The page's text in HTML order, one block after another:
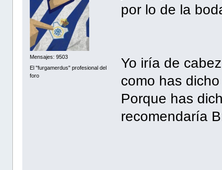
Mensajes: 9503
El "furgamerdus" profesional del
foro
por lo de la
Yo iría de
como has
Porque has
recomendaría